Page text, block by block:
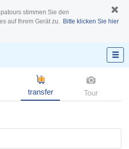
stimmen Sie den
auf Ihrem Gerät zu. Bitte klicken Sie hier
transfer Tour